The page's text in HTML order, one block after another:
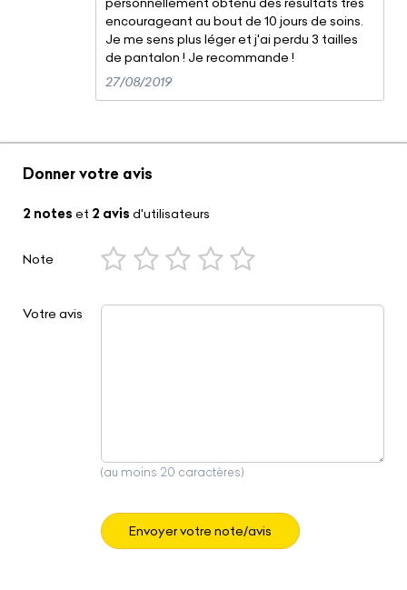
encourageant au bout de 10 jours de soins.
Je me sens plus léger et j'ai perdu 3 tailles
de pantalon ! Je recommande !
27/08/2019
Donner votre avis
2 notes et 2 avis d'utilisateurs
Note
Votre avis
(au moins 20 caractères)
Envoyer votre note/avis